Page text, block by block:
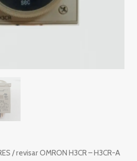
/ revisar OMRON H3CR – H3CR-A